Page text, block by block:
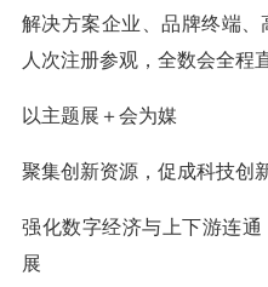
解决方案企业、品牌终端
人次注册参观，全数会全程
以主题展＋会为媒
聚集创新资源，促成科技创
强化数字经济与上下游连
展